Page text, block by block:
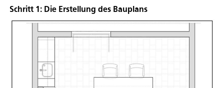
Schritt 1: Die Erstellung des Bauplans